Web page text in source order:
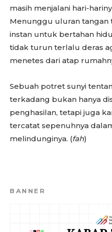
masih menjalani hari-
Menunggu uluran tangan
instan untuk bertahan
tidak turun terlalu deras
menetes dari atap
Sebuah potret sunyi
terkadang bukan hanya
penghasilan, tetapi juga
tercatat sepenuhnya
melindunginya. (fah)
BANNER